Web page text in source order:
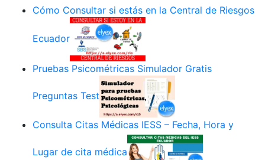
Cómo Consultar si estás en la Central de Riesgos
Ecuador
Pruebas Psicométricas Simulador Gratis
Preguntas Test
Consulta Citas Médicas IESS – Fecha, Hora y
Lugar de cita médica